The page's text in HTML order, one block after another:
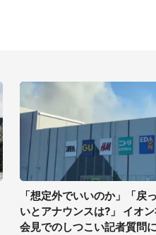
「想定外でいいのか」「戻
いとアナウンスは?」 イオ
会見でのしつこい記者質問